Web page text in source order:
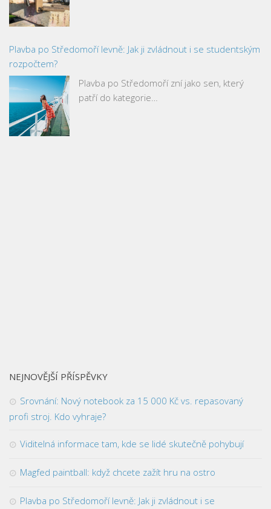
Plavba po Středomoří levně: Jak ji zvládnout i se studentským
rozpočtem?
Plavba po Středomoří zní jako sen, který
patří do kategorie…
NEJNOVĚJŠÍ PŘÍSPĚVKY
Srovnání: Nový notebook za 15 000 Kč vs. repasovaný
profi stroj. Kdo vyhraje?
Viditelná informace tam, kde se lidé skutečně pohybují
Magfed paintball: když chcete zažít hru na ostro
Plavba po Středomoří levně: Jak ji zvládnout i se